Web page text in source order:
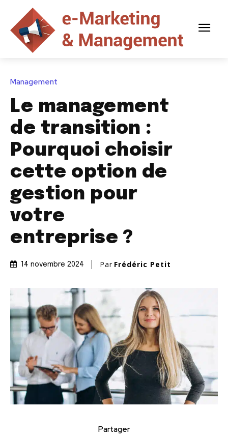
Management
Le management
de transition :
Pourquoi choisir
cette option de
gestion pour
votre
entreprise ?
14 novembre 2024 Par Frédéric Petit
Partager